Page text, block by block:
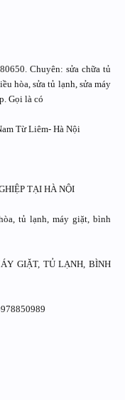
Chuyên: sửa chữa tủ
hòa, sửa tủ lạnh, sửa máy
Gọi là có
Từ Liêm- Hà Nội
TẠI HÀ NỘI
tủ lạnh, máy giặt, bình
GIẶT, TỦ LẠNH, BÌNH